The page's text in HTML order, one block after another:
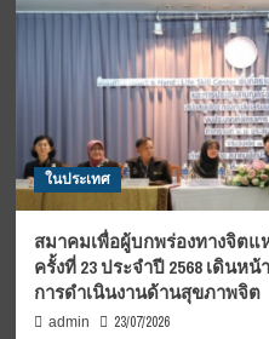
ในประเทศ
สมาคมเพื่อผู้บกพร่องทางจิต
ครั้งที่ 23 ประจำปี 2568 เดิน
การดำเนินงานด้านสุขภาพจิต
admin 23/07/2026